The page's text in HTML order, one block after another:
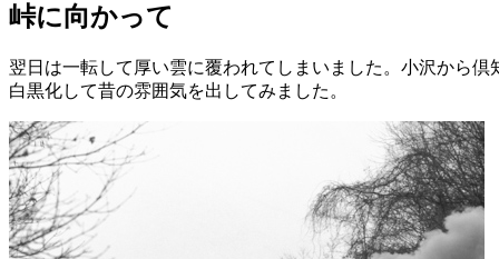
峠に向かって
翌日は一転して厚い雲に覆われてしまいました。小沢から
白黒化して昔の雰囲気を出してみました。